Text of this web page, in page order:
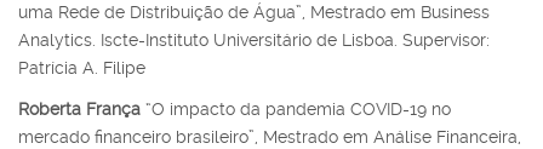
uma Rede de Distribuição de Água”, Mestrado em Business
Analytics. Iscte-Instituto Universitário de Lisboa. Supervisor:
Patrícia A. Filipe
Roberta França “O impacto da pandemia COVID-19 no
mercado financeiro brasileiro”, Mestrado em Análise Financeira,